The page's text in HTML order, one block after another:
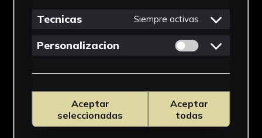
Tecnicas Siempre activas
Personalizacion Permitir cookies
Aceptar
seleccionadas
Aceptar
todas